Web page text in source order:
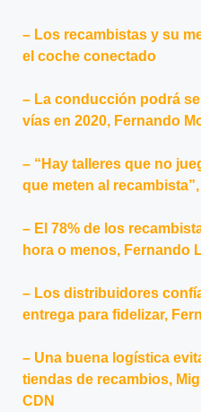
– Los recambistas y su
el coche conectado
– La conducción podrá
vías en 2020, Fernando
– “Hay talleres que no
que meten al recambista”
– El 78% de los
hora o menos, Fernando
– Los distribuidores
entrega para fidelizar,
– Una buena logística
tiendas de recambios,
CDN